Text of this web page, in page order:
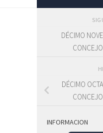
DÉCIMO
DÉCIMO
INFORMACION